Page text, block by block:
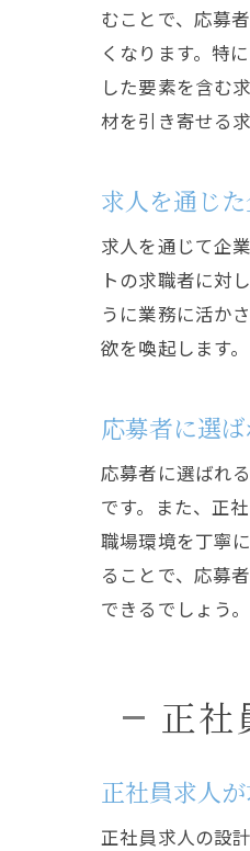
むことで、応募
くなります。特
した要素を含む
材を引き寄せる
求人を通じ
求人を通じて企
トの求職者に対
うに業務に活か
欲を喚起します
応募者に選
応募者に選ばれ
です。また、正
職場環境を丁寧
ることで、応募
できるでしょう。
正社
正社員求人
正社員求人の設